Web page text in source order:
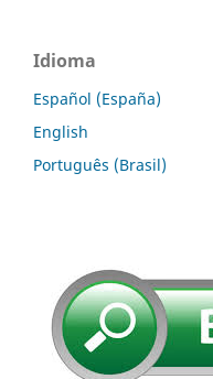
Idioma
Español (España)
English
Português (Brasil)